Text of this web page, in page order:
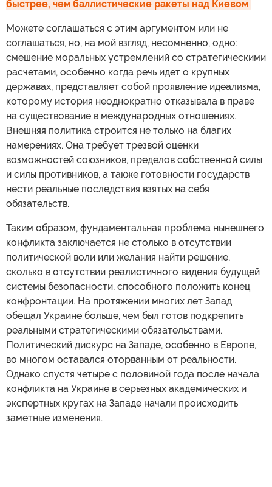
быстрее, чем баллистические ракеты над Киевом
Можете соглашаться с этим аргументом или не
соглашаться, но, на мой взгляд, несомненно, одно:
смешение моральных устремлений со стратегическими
расчетами, особенно когда речь идет о крупных
державах, представляет собой проявление идеализма,
которому история неоднократно отказывала в праве
на существование в международных отношениях.
Внешняя политика строится не только на благих
намерениях. Она требует трезвой оценки
возможностей союзников, пределов собственной силы
и силы противников, а также готовности государств
нести реальные последствия взятых на себя
обязательств.
Таким образом, фундаментальная проблема нынешнего
конфликта заключается не столько в отсутствии
политической воли или желания найти решение,
сколько в отсутствии реалистичного видения будущей
системы безопасности, способного положить конец
конфронтации. На протяжении многих лет Запад
обещал Украине больше, чем был готов подкрепить
реальными стратегическими обязательствами.
Политический дискурс на Западе, особенно в Европе,
во многом оставался оторванным от реальности.
Однако спустя четыре с половиной года после начала
конфликта на Украине в серьезных академических и
экспертных кругах на Западе начали происходить
заметные изменения.